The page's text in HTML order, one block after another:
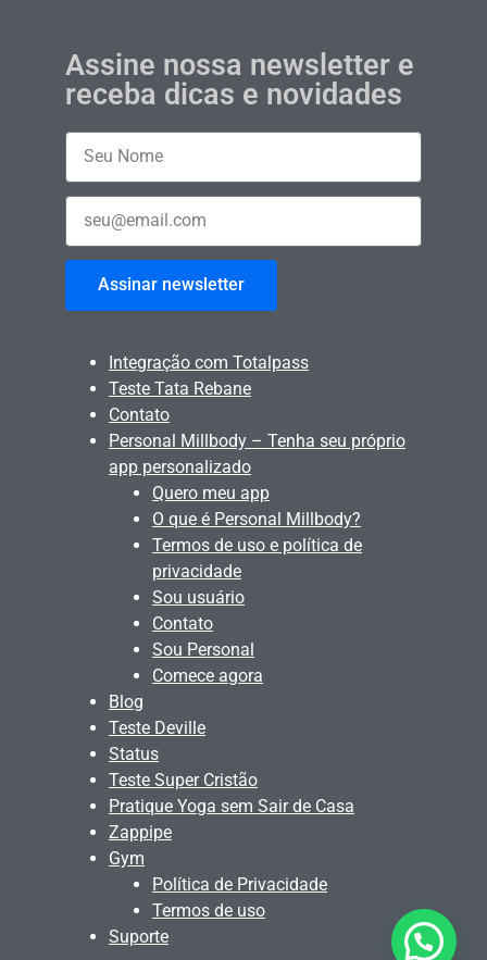
Assine nossa newsletter e
receba dicas e novidades
Assinar newsletter
Integração com Totalpass
Teste Tata Rebane
Contato
Personal Millbody – Tenha seu próprio
app personalizado
Quero meu app
O que é Personal Millbody?
Termos de uso e política de
privacidade
Sou usuário
Contato
Sou Personal
Comece agora
Blog
Teste Deville
Status
Teste Super Cristão
Pratique Yoga sem Sair de Casa
Zappipe
Gym
Política de Privacidade
Termos de uso
Suporte